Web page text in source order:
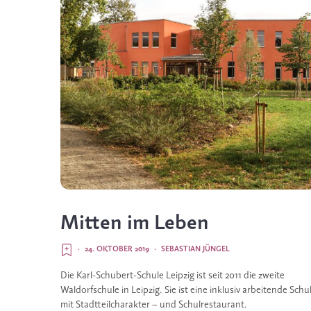
Mitten im Leben
SEBASTIAN JÜNGEL
·
24. OKTOBER 2019
·
Die Karl-Schubert-Schule Leipzig ist seit 2011 die zweite
Waldorfschule in Leipzig. Sie ist eine inklusiv arbeitende
mit Stadtteilcharakter – und Schulrestaurant.